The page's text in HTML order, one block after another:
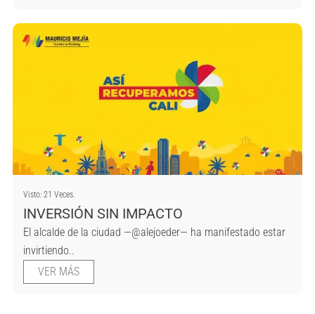
Visto: 21 Veces.
INVERSIÓN SIN IMPACTO
El alcalde de la ciudad —@alejoeder— ha manifestado estar
invirtiendo..
VER MÁS